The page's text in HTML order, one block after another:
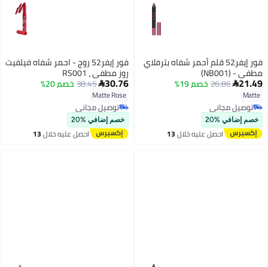
فور إيفر52 قلم أحمر شفاه بترفلاي
مطفي - (NB001)
21.49
26.86خصم 19%
Matte
توصيل مجاني
توصيل مجاني
خصم إضافي %20
احصل عليه خلال13
اغسطس
فور إيفر52 روج - احمر شفاه فيلفيت
روز مطفي ، RS001
30.76
38.45خصم 20%
Matte Rose
توصيل مجاني
توصيل مجاني
خصم إضافي %20
احصل عليه خلال13
اغسطس